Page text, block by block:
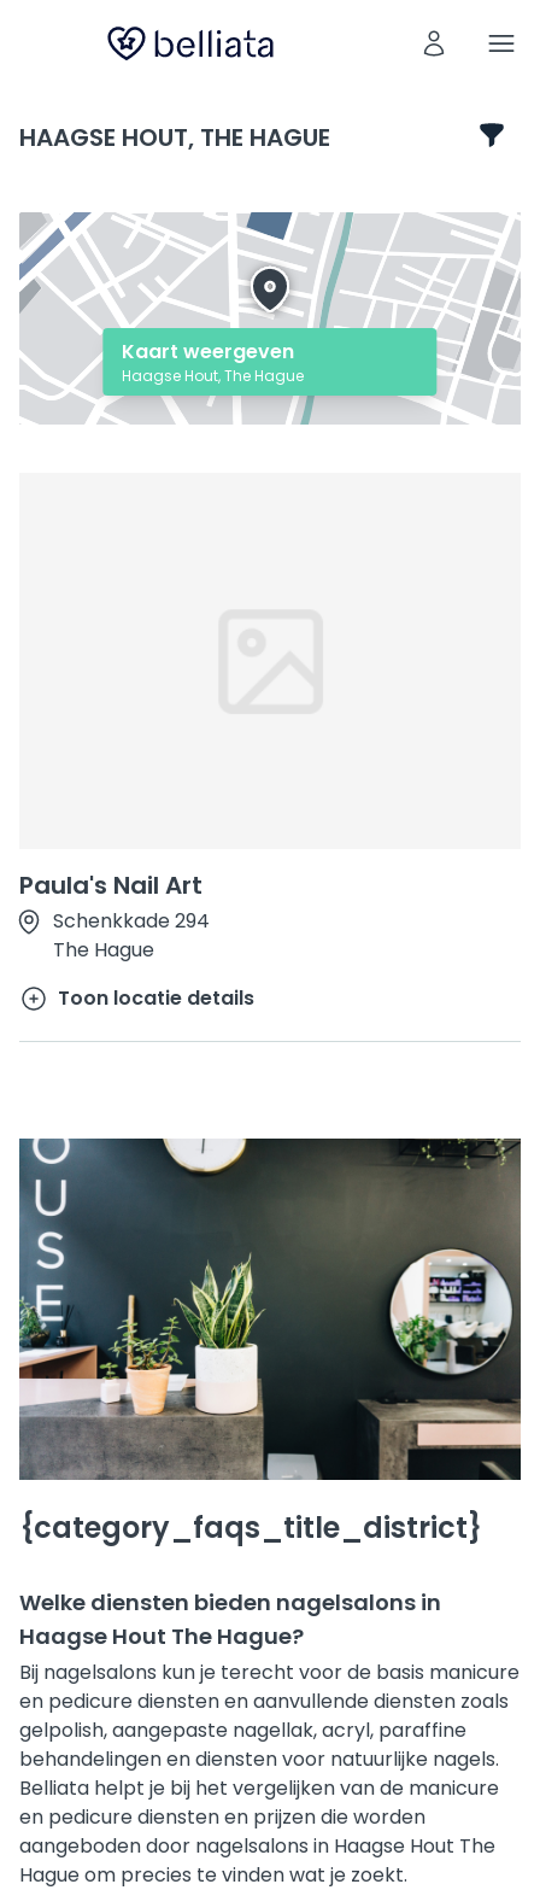
HAAGSE HOUT, THE HAGUE
Paula's Nail Art
Schenkkade 294
The Hague
Toon locatie details
Kaart weergeven
Haagse Hout, The Hague
{category_faqs_title_district}
Welke diensten bieden nagelsalons in
Haagse Hout The Hague?
Bij nagelsalons kun je terecht voor de basis manicure
en pedicure diensten en aanvullende diensten zoals
gelpolish, aangepaste nagellak, acryl, paraffine
behandelingen en diensten voor natuurlijke nagels.
Belliata helpt je bij het vergelijken van de manicure
en pedicure diensten en prijzen die worden
aangeboden door nagelsalons in Haagse Hout The
Hague om precies te vinden wat je zoekt.